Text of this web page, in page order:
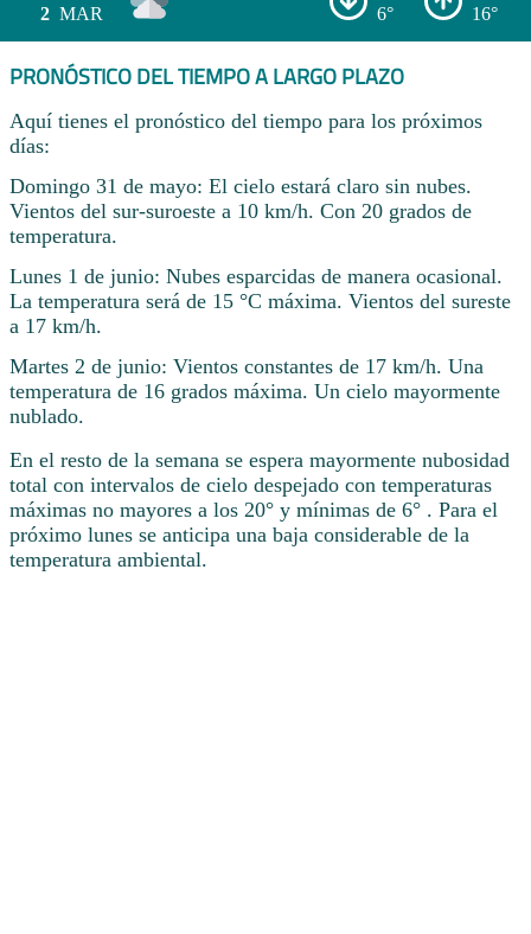
2 MAR 6° 16°
PRONÓSTICO DEL TIEMPO A LARGO PLAZO
Aquí tienes el pronóstico del tiempo para los próximos
días:
Domingo 31 de mayo: El cielo estará claro sin nubes.
Vientos del sur-suroeste a 10 km/h. Con 20 grados de
temperatura.
Lunes 1 de junio: Nubes esparcidas de manera ocasional.
La temperatura será de 15 °C máxima. Vientos del sureste
a 17 km/h.
Martes 2 de junio: Vientos constantes de 17 km/h. Una
temperatura de 16 grados máxima. Un cielo mayormente
nublado.
En el resto de la semana se espera mayormente nubosidad
total con intervalos de cielo despejado con temperaturas
máximas no mayores a los 20° y mínimas de 6° . Para el
próximo lunes se anticipa una baja considerable de la
temperatura ambiental.